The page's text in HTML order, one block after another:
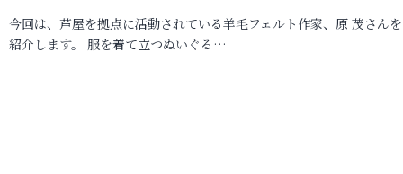
今回は、芦屋を拠点に活動されている羊毛フェルト作家、原 茂さん
紹介します。 服を着て立つぬいぐる…